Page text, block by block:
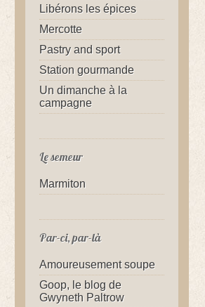
Libérons les épices
Mercotte
Pastry and sport
Station gourmande
Un dimanche à la
campagne
Le semeur
Marmiton
Par-ci, par-là
Amoureusement soupe
Goop, le blog de
Gwyneth Paltrow